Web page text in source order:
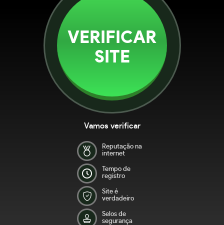
VERIFICAR
SITE
Vamos verificar
Reputação na
internet
Tempo de
registro
Site é
verdadeiro
Selos de
segurança